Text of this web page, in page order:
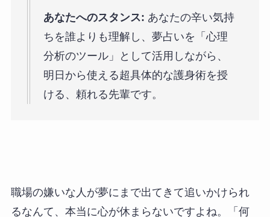
あなたへのスタンス: あなたの辛い気持
ちを誰よりも理解し、夢占いを「心理
分析のツール」として活用しながら、
明日から使える超具体的な護身術を授
ける、頼れる先輩です。
職場の嫌いな人が夢にまで出てきて追いかけられ
るなんて、本当に心が休まらないですよね。「何